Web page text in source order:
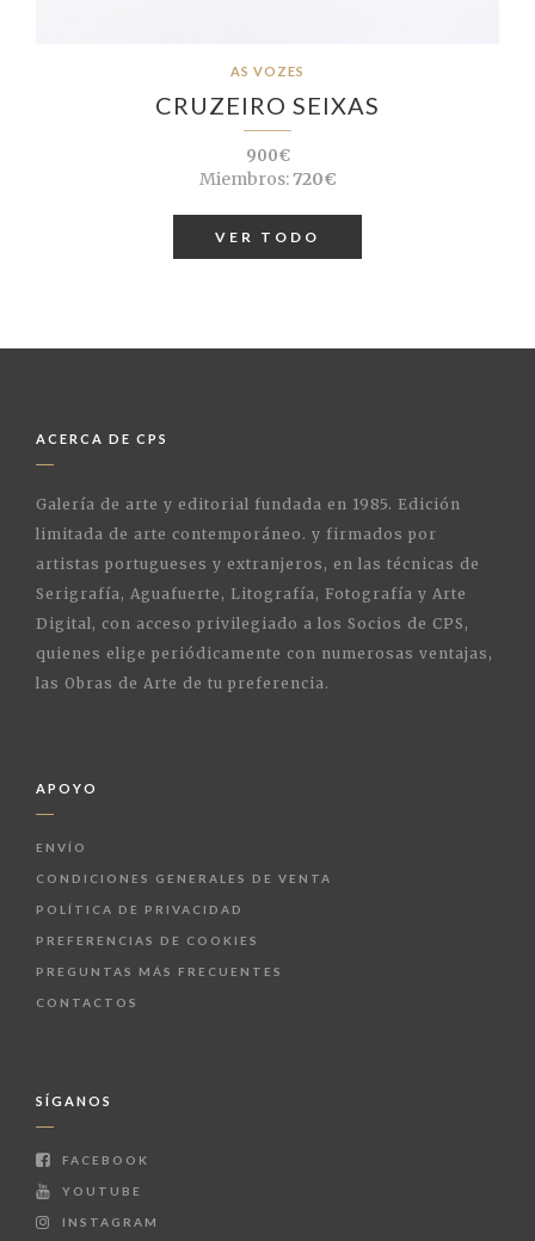
AS VOZES
CRUZEIRO SEIXAS
900€
Miembros:720€
VER TODO
ACERCA DE CPS
Galería de arte y editorial fundada en 1985. Edición
limitada de arte contemporáneo. y firmados por
artistas portugueses y extranjeros, en las técnicas de
Serigrafía, Aguafuerte, Litografía, Fotografía y Arte
Digital, con acceso privilegiado a los Socios de CPS,
quienes elige periódicamente con numerosas ventajas,
las Obras de Arte de tu preferencia.
APOYO
ENVÍO
CONDICIONES GENERALES DE VENTA
POLÍTICA DE PRIVACIDAD
PREFERENCIAS DE COOKIES
PREGUNTAS MÁS FRECUENTES
CONTACTOS
SÍGANOS
FACEBOOK
YOUTUBE
INSTAGRAM